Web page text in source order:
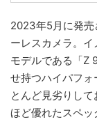
2023年5月に発売
ーレスカメラ。
モデルである「Z
せ持つハイパフ
とんど見劣りし
ほど優れたスペッ